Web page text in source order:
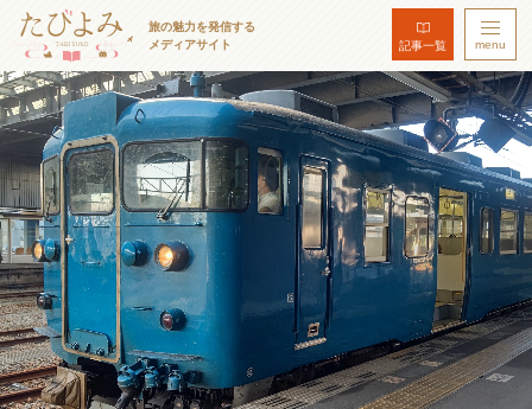
旅の魅力を発信する
メディアサイト
記事一覧 menu